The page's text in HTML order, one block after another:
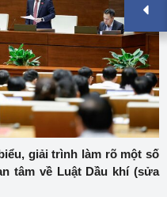
giải trình làm rõ một số
tâm về Luật Dầu khí (sửa